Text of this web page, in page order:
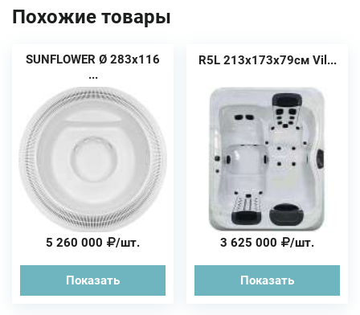
Похожие товары
SUNFLOWER Ø 283х116
...
5 260 000 /шт.
Показать
R5L 213x173x79см Vil...
3 625 000 /шт.
Показать